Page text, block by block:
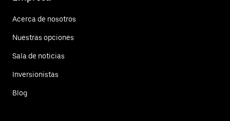
Acerca de nosotros
Nuestras opciones
Sala de noticias
Inversionistas
Blog